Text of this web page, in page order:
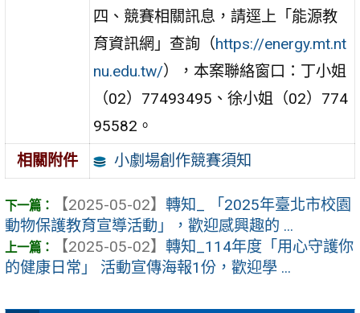
四、競賽相關訊息，請逕上「能源教
育資訊網」查詢（https://energy.mt.nt
nu.edu.tw/），本案聯絡窗口：丁小姐
（02）77493495、徐小姐（02）774
95582。
相關附件
小劇場創作競賽須知
【2025-05-02】 轉知_ 「2025年臺北市校園
動物保護教育宣導活動」，歡迎感興趣的 ...
【2025-05-02】 轉知_114年度「用心守護你
的健康日常」 活動宣傳海報1份，歡迎學 ...